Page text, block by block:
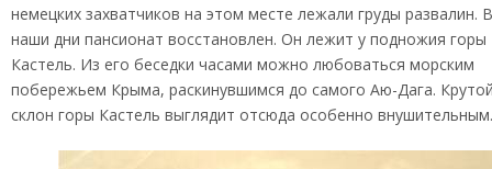
немецких захватчиков на этом месте лежали груды развалин. В
наши дни пансионат восстановлен. Он лежит у подножия горы
Кастель. Из его беседки часами можно любоваться морским
побережьем Крыма, раскинувшимся до самого Аю-Дага.
склон горы Кастель выглядит отсюда особенно внушительным.